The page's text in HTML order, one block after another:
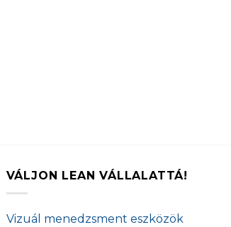
VÁLJON LEAN VÁLLALATTÁ!
Vizuál menedzsment eszközök